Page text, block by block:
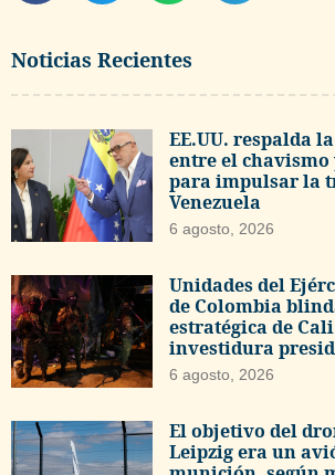
Noticias Recientes
EE.UU. respalda
entre el chavismo
para impulsar la
Venezuela
6 agosto, 2026
Unidades del
de Colombia
estratégica de
investidura
6 agosto, 2026
El objetivo del
Leipzig era un